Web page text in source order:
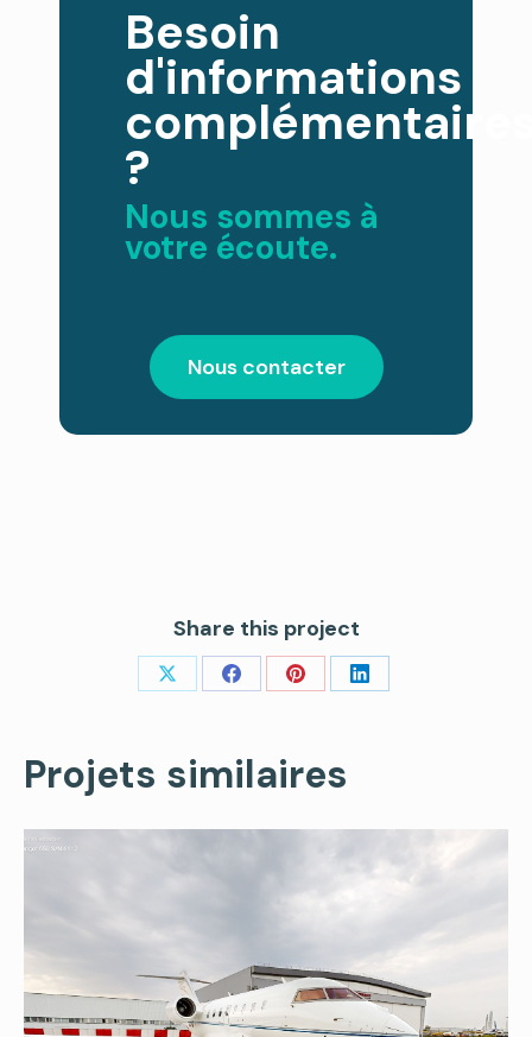
Besoin
d'informations
?
Nous sommes à
votre écoute.
Nous contacter
Share this project
Share
X
Share
Facebook
Share
Pinterest
Share
Projets similaires